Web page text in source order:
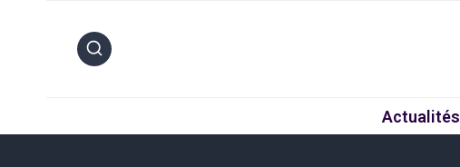
Actualités